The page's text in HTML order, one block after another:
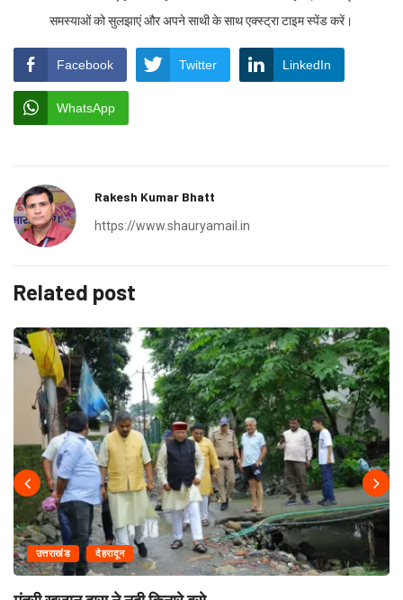
समस्याओं को सुलझाएं और अपने साथी के साथ एक्स्ट्रा टाइम स्पेंड करें।
Facebook Twitter LinkedIn
WhatsApp
Rakesh Kumar Bhatt
https://www.shauryamail.in
Related post
उत्तराखंड देहरादून